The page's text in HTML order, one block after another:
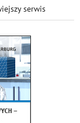
serwis